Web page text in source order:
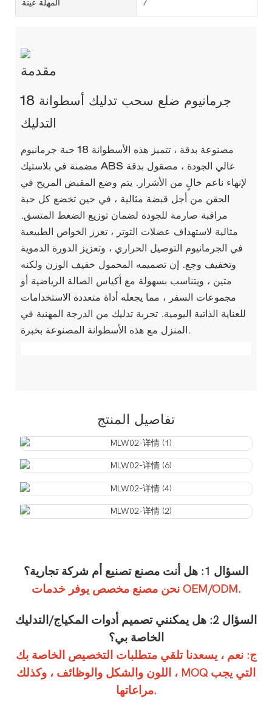
المهلة عينة 7
مقدمة
18 جرمانيوم ضلع سحب تدليك أسطوانة
التدليك
مصنوعة بدقة ، تتميز هذه الأسطوانة 18 حبة جرمانيوم
مضمنة في بلاستيك ABS عالي الجودة ، مصقول بدقة
لإنهاء ناعم خالٍ من الأشرار. يتم وضع المقبض المريح في
الحقن من أجل قبضة مثالية ، في حين تخضع كل حبة
مراقبة صارمة للجودة لضمان توزيع الضغط المتسق.
مثالية لاستهداف عضلات التوتر ، تعزز الخواص الطبيعية
في الجرمانيوم التوصيل الحراري ، وتعزيز الدورة الدموية
وتخفيف وجع. إن تصميمه المحمول خفيف الوزن ولكنه
متين ، ويتناسب بسهولة مع أكياس الصالة الرياضية أو
مجموعات السفر ، مما يجعله أداة متعددة الاستخدامات
للعناية الذاتية اليومية. تجربة تدليك من الدرجة المهنية في
المنزل مع هذه الأسطوانة المصنوعة بخبرة.
تفاصيل المنتج
السؤال 1: هل أنت مصنع تصنيع أم شركة تجارية؟
نحن مصنع مخصص يوفر خدمات OEM/ODM.
السؤال 2: هل يمكنني تصميم أدوات المكياج/التدليك
الخاصة بي؟
ج: نعم ، يسعدنا تلقي متطلبات التخصيص الخاصة بك
، اللون والشكل والوظائف ، وكذلك MOQ التي يجب
مراعاتها.